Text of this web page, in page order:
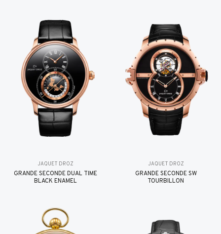
JAQUET DROZ
GRANDE SECONDE DUAL TIME
BLACK ENAMEL
JAQUET DROZ
GRANDE SECONDE SW
TOURBILLON